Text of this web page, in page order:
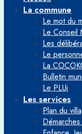
La commune
Le mot du
Le Conseil
Les
Le
La
Bulletin
Le PLUi
Les services
Plan du